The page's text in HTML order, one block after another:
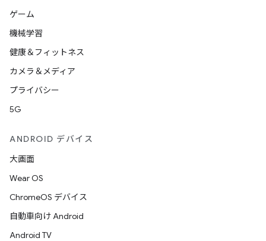
ゲーム
機械学習
健康＆フィットネス
カメラ＆メディア
プライバシー
5G
ANDROID デバイス
大画面
Wear OS
ChromeOS デバイス
自動車向け Android
Android TV